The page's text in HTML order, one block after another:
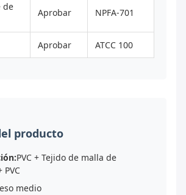
de
Aprobar NPFA-701
Aprobar ATCC 100
producto
PVC + Tejido de malla de
PVC
medio